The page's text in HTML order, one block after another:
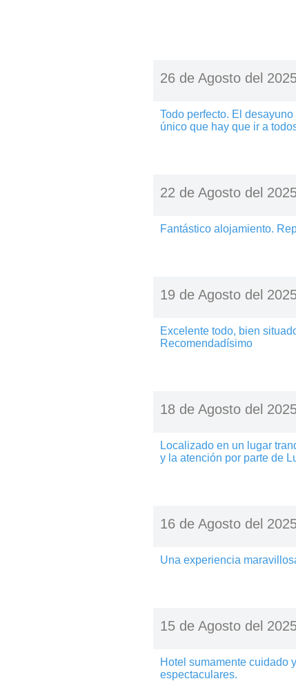
26 de Agosto del
Todo perfecto. El
único que hay que ir a
22 de Agosto del
Fantástico alojamiento.
19 de Agosto del
Excelente todo, bien
Recomendadísimo
18 de Agosto del
Localizado en un lugar
y la atención por parte de
16 de Agosto del
Una experiencia
15 de Agosto del
Hotel sumamente cuidado
espectaculares.